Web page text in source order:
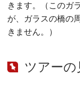
きます。（このガ
が、ガラスの橋の
きません。）
ツアーの